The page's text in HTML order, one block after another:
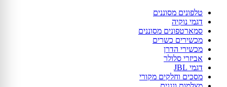
טלפונים מסוננים
דגמי נוקיה
סמארטפונים מסוננים
מכשירים כשרים
מכשירי הדרן
אביזרי סלולר
דגמי JBL
מסכים וחלקים מקורי